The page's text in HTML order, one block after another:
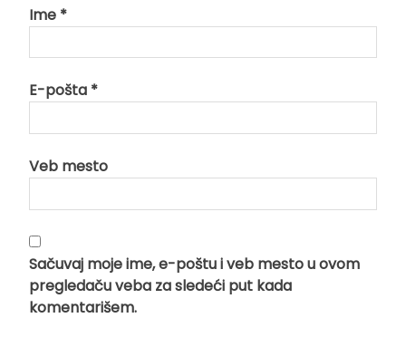
Ime *
E-pošta *
Veb mesto
Sačuvaj moje ime, e-poštu i veb mesto u ovom
pregledaču veba za sledeći put kada
komentarišem.